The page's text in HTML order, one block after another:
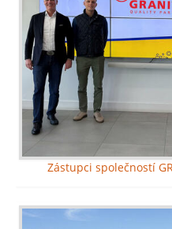
Zástupci společností